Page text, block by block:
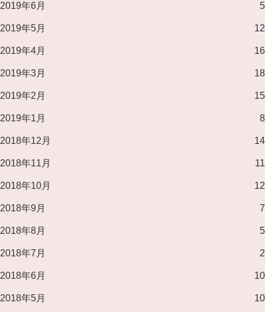
2019年6月 5
2019年5月 12
2019年4月 16
2019年3月 18
2019年2月 15
2019年1月 8
2018年12月 14
2018年11月 11
2018年10月 12
2018年9月 7
2018年8月 5
2018年7月 2
2018年6月 10
2018年5月 10